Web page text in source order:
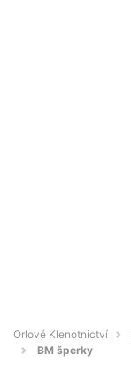
Orlové Klenotnictví
BM šperky